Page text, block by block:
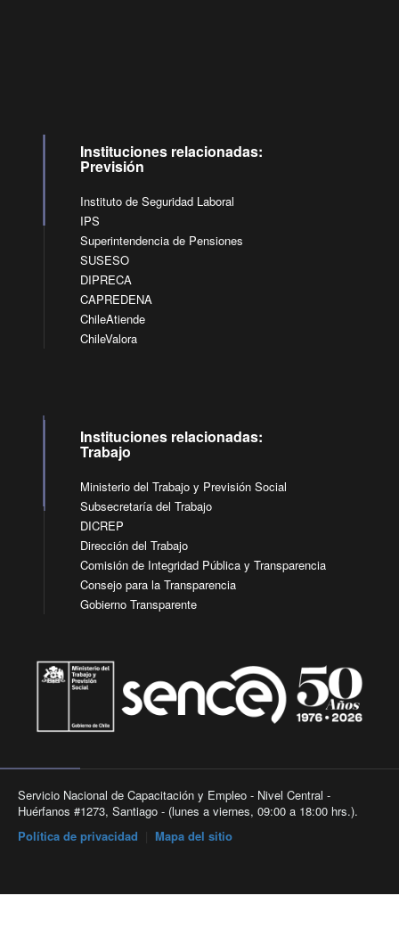
Instituciones relacionadas:
Previsión
Instituto de Seguridad Laboral
IPS
Superintendencia de Pensiones
SUSESO
DIPRECA
CAPREDENA
ChileAtiende
ChileValora
Instituciones relacionadas:
Trabajo
Ministerio del Trabajo y Previsión Social
Subsecretaría del Trabajo
DICREP
Dirección del Trabajo
Comisión de Integridad Pública y Transparencia
Consejo para la Transparencia
Gobierno Transparente
Servicio Nacional de Capacitación y Empleo - Nivel Central -
Huérfanos #1273, Santiago - (lunes a viernes, 09:00 a 18:00 hrs.).
Política de privacidad
Mapa del sitio